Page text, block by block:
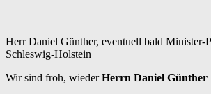
Herr Daniel Günther, eventuell bald Minister-
Schleswig-Holstein
Wir sind froh, wiederHerrn Daniel Günther